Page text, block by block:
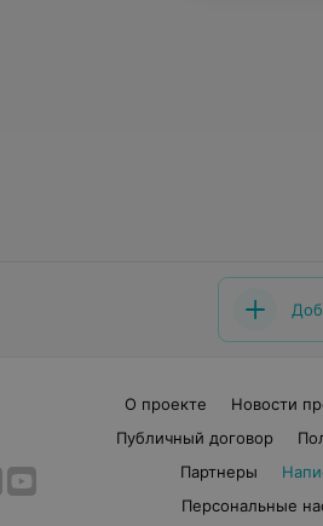
О проекте Новости
Публичный договор
Партнеры
Персональные